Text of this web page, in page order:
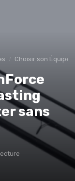
Choisir son
sans